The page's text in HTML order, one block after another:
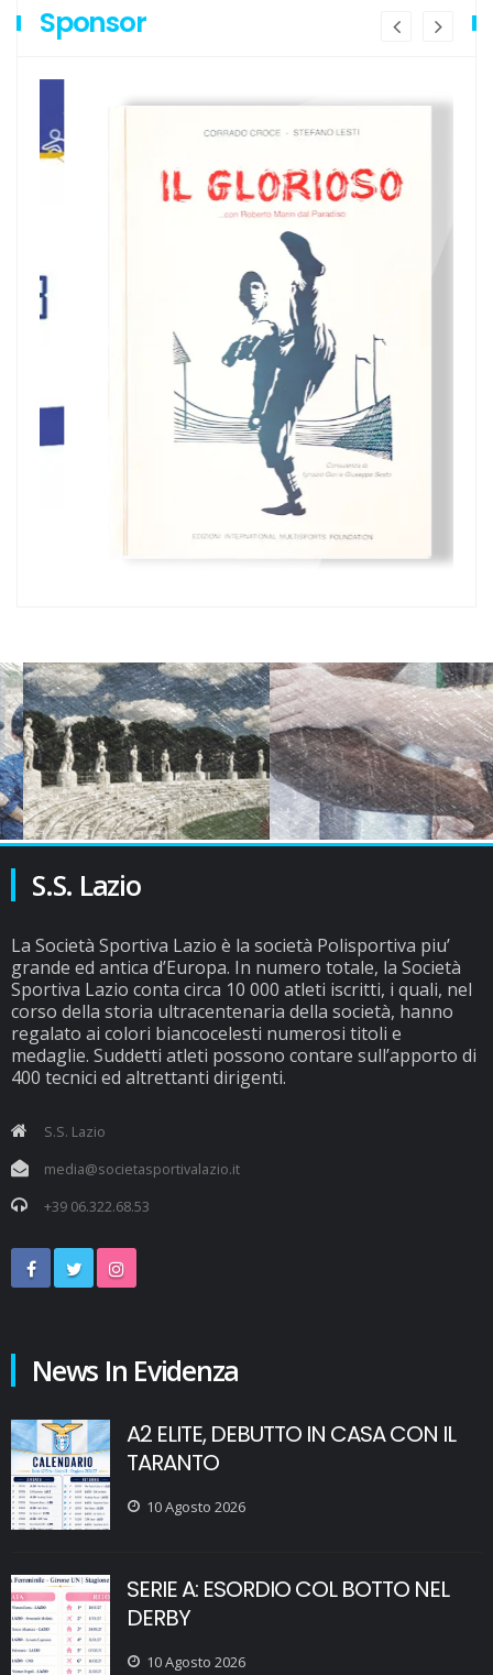
Sponsor
S.S. Lazio
La Società Sportiva Lazio è la società Polisportiva piu’
grande ed antica d’Europa. In numero totale, la Società
Sportiva Lazio conta circa 10 000 atleti iscritti, i quali, nel
corso della storia ultracentenaria della società, hanno
regalato ai colori biancocelesti numerosi titoli e
medaglie. Suddetti atleti possono contare sull’apporto di
400 tecnici ed altrettanti dirigenti.
S.S. Lazio
media@societasportivalazio.it
+39 06.322.68.53
News In Evidenza
A2 ELITE, DEBUTTO IN CASA CON IL
TARANTO
10 Agosto 2026
SERIE A: ESORDIO COL BOTTO NEL
DERBY
10 Agosto 2026